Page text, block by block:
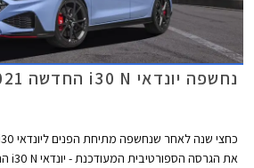
נחשפה יונדאי i30 N החדשה 2021